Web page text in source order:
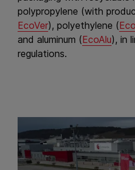
polypropylene (with
EcoVer), polyethylene (
and aluminum (EcoAlu), in
regulations.